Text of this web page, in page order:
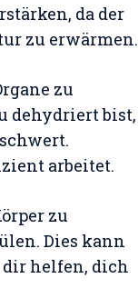
da der
zu erwärmen.
zu
dehydriert bist,
arbeitet.
zu
Dies kann
helfen, dich